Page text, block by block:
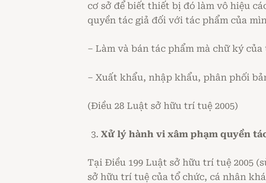
cơ sở để biết thiết bị đó làm vô hiệu
quyền tác giả đối với tác phẩm của
– Làm và bán tác phẩm mà chữ ký của
– Xuất khẩu, nhập khẩu, phân phối
(Điều 28 Luật sở hữu trí tuệ 2005)
Xử lý hành vi xâm phạm quyền
Tại Điều 199 Luật sở hữu trí tuệ 2005
sở hữu trí tuệ của tổ chức, cá nhân